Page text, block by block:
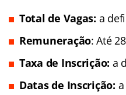
Total de Vagas: a
Remuneração: Até
Taxa de Inscrição: a
Datas de Inscrição: